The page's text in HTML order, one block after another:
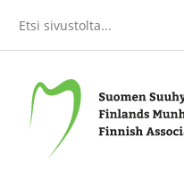
sivustolta